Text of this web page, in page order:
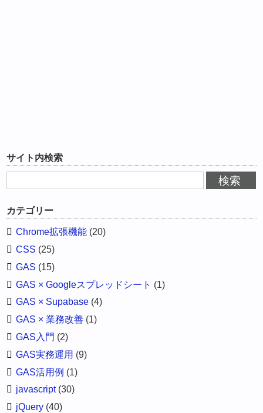
サイト内検索
カテゴリー
Chrome拡張機能 (20)
CSS (25)
GAS (15)
GAS × Googleスプレッドシート (1)
GAS × Supabase (4)
GAS × 業務改善 (1)
GAS入門 (2)
GAS実務運用 (9)
GAS活用例 (1)
javascript(30)
jQuery (40)